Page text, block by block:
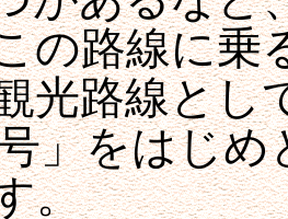
の路線に乗
光路線とし
」をはじ
。